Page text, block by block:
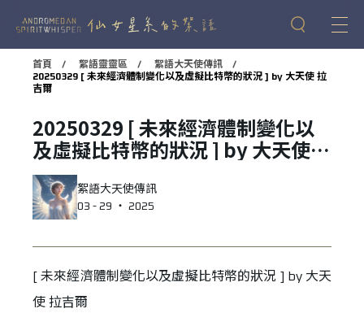
首頁 絮語靈靈區
絮語大天使傳訊
20250329 [ 未來經濟體制變化以及虛擬比特幣的狀況 ] by 大天使 拉
吉爾
20250329 [ 未來經濟體制變化以
及虛擬比特幣的狀況 ] by 大天使
拉吉爾
絮語大天使傳訊
03 - 29 ‧ 2025
[ 未來經濟體制變化以及虛擬比特幣的狀況 ] by 大天
使 拉吉爾